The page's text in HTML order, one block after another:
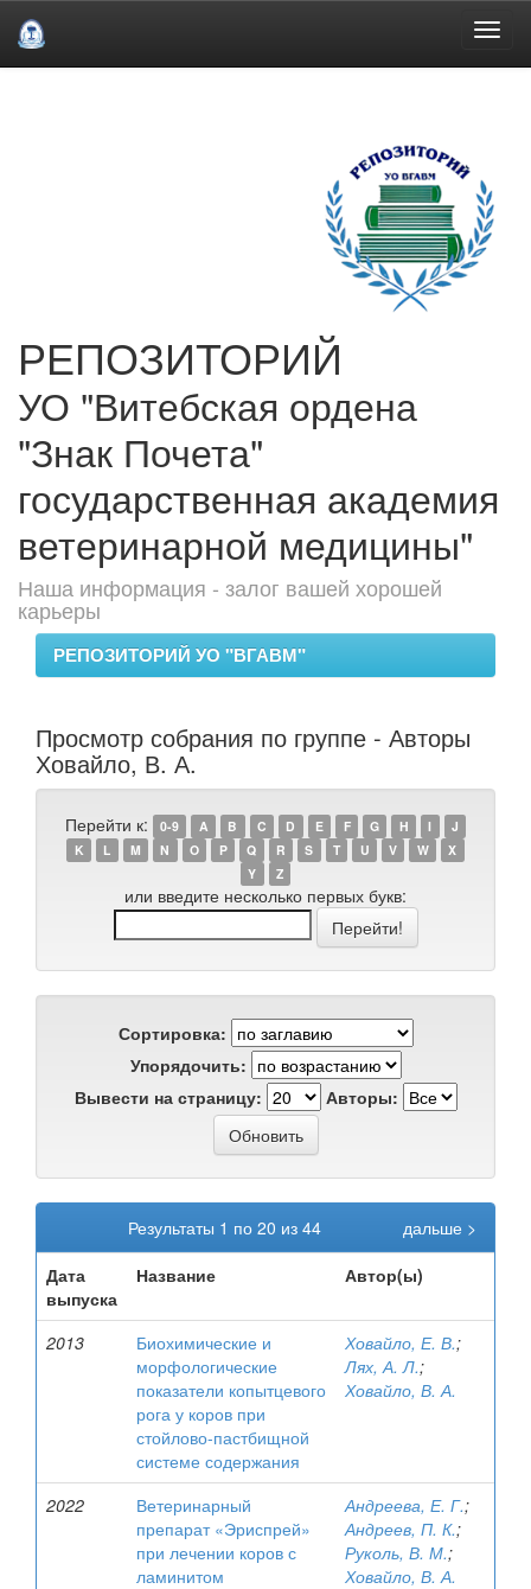
РЕПОЗИТОРИЙ
УО "Витебская ордена
"Знак Почета"
государственная академия
ветеринарной медицины"
Наша информация - залог вашей хорошей
карьеры
РЕПОЗИТОРИЙ УО "ВГАВМ"
Просмотр собрания по группе - Авторы
Ховайло, В. А.
Перейти к: 0-9 A B C D E F G H I
J
K
L M N O P Q R S T U V W
X
Y
Z
или введите несколько первых букв:
Сортировка:
Упорядочить:
Вывести на страницу:
Авторы:
Результаты 1 по 20 из 44
дальше >
Дата
выпуска
Название Автор(ы)
2013
Биохимические и
морфологические
показатели копытцевого
рога у коров при
стойлово-пастбищной
системе содержания
Ховайло, Е. В.;
Лях, А. Л.;
Ховайло, В. А.
2022
Ветеринарный
препарат «Эриспрей»
при лечении коров с
ламинитом
Андреева, Е. Г.;
Андреев, П. К.;
Руколь, В. М.;
Ховайло, В. А.